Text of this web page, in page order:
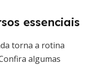
essenciais
torna a rotina
algumas